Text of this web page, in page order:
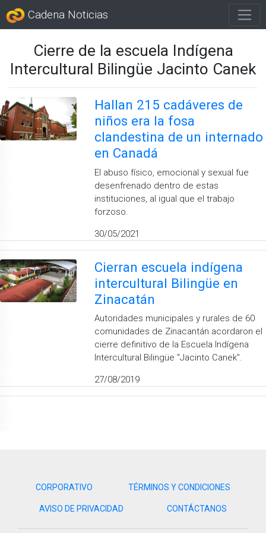
Cadena Noticias
Cierre de la escuela Indígena
Intercultural Bilingüe Jacinto Canek
Hallan 215 cadáveres de
niños era la fosa
clandestina de un internado
en Canadá
El abuso físico, emocional y sexual fue
desenfrenado dentro de estas
instituciones, al igual que el trabajo
forzoso.
30/05/2021
Cierran escuela indígena
intercultural Bilingüe en
Zinacatán
Autoridades municipales y rurales de 60
comunidades de Zinacantán acordaron el
cierre definitivo de la Escuela Indígena
Intercultural Bilingüe "Jacinto Canek".
27/08/2019
CORPORATIVO TÉRMINOS Y CONDICIONES
AVISO DE PRIVACIDAD CONTÁCTANOS